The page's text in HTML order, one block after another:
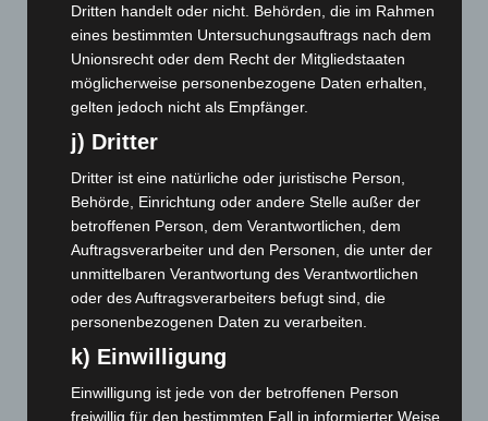
Januar 2024 (111)
Dezember 2023(130)
November 2023(130)
Oktober 2023(114)
September 2023(133)
August 2023(134)
Juli 2023(118)
Juni 2023
Mai 2023(139)
April 2023(155)
Februar 2023(154)
Januar 2023(140)
Dritten handelt oder nicht. Behörden, die im Rahmen
eines bestimmten Untersuchungsauftrags nach dem
Unionsrecht oder dem Recht der Mitgliedstaaten
möglicherweise personenbezogene Daten erhalten,
gelten jedoch nicht als Empfänger.
j) Dritter
Dritter ist eine natürliche oder juristische Person,
Behörde, Einrichtung oder andere Stelle außer der
betroffenen Person, dem Verantwortlichen, dem
Auftragsverarbeiter und den Personen, die unter der
unmittelbaren Verantwortung des Verantwortlichen
oder des Auftragsverarbeiters befugt sind, die
personenbezogenen Daten zu verarbeiten.
k) Einwilligung
Einwilligung ist jede von der betroffenen Person
freiwillig für den bestimmten Fall in informierter Weise